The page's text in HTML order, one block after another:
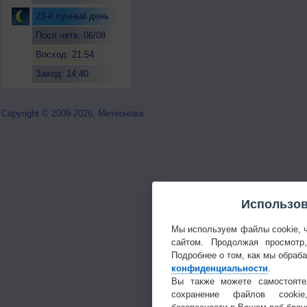
23-й лунный день
Посл.четв. 06/08
Восход: 21:54
Заход: 14:40
Copyright © 2009-2026, Метеонова
Мы используем файлы cookie,
сайтом. Продолжая
Подробнее о том, как мы
конфиденциальности
Вы также можете
сохранение файлов